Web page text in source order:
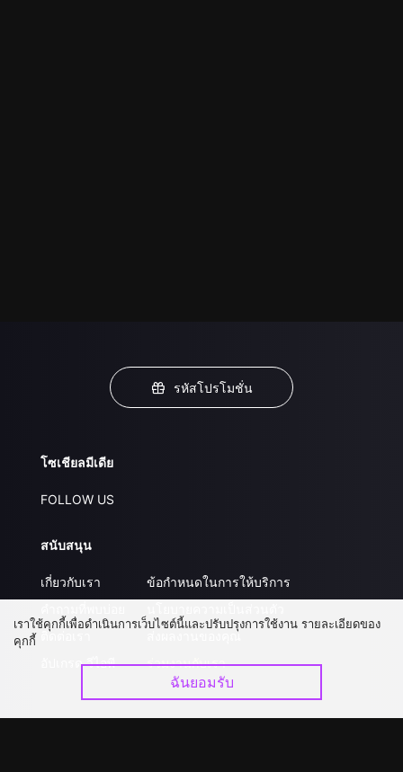
รหัสโปรโมชั่น
โซเชียลมีเดีย
FOLLOW US
สนับสนุน
เกี่ยวกับเรา
ติดต่อเรา
อัปเกรด วีไอพี
ข้อกำหนดในการให้บริการ
ส่งผลงานของคุณ
ร่วมงานกับเรา
เราใช้คุกกี้เพื่อดำเนินการเว็บไซต์นี้และปรับปรุงการใช้งาน รายละเอียดของ
คุกกี้
ฉันยอมรับ